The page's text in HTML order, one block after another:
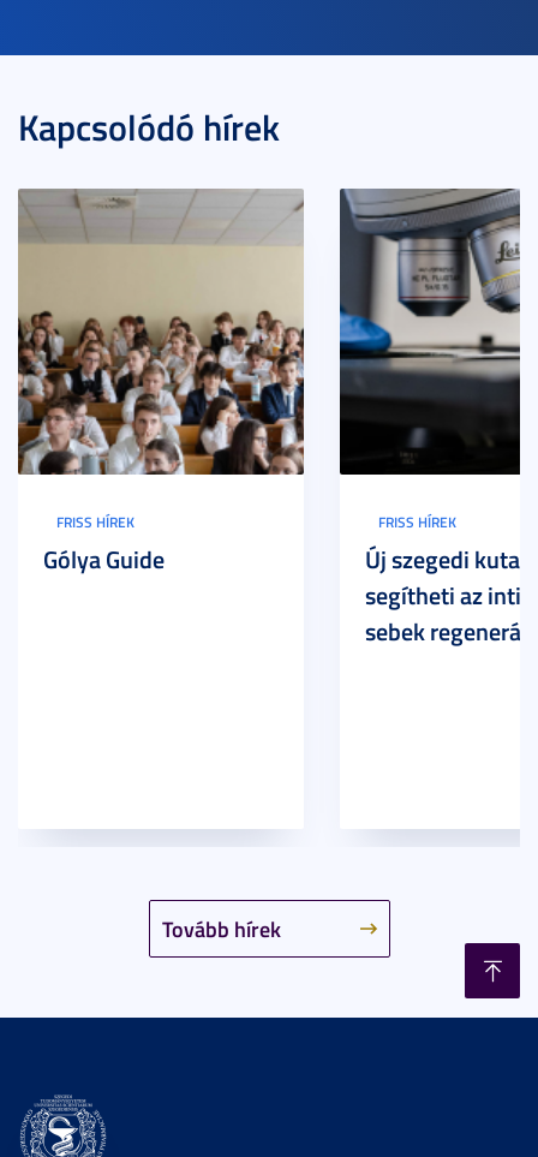
Kapcsolódó hírek
Tovább hírek
FRISS HÍREK
Gólya Guide
FRISS HÍREK
Új szegedi
segítheti az
sebek